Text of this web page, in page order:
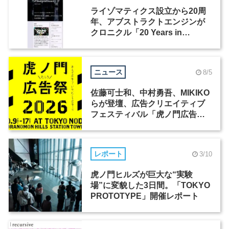
ライゾマティクス設立から20周
年、アブストラクトエンジンが
クロニクル「20 Years in
ニュース 8/5
佐藤可士和、中村勇吾、MIKIKO
らが登壇、広告クリエイティブ
フェスティバル「虎ノ門広告
レポート 3/10
虎ノ門ヒルズが巨大な“実験
場”に変貌した3日間。「TOKYO
PROTOTYPE」開催レポート